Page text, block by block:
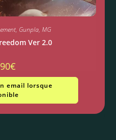
, Gunpla, MG
Ver 2.0
€
email lorsque